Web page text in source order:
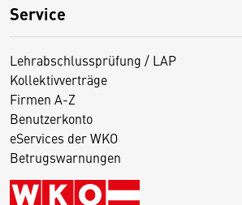
Service
Lehrabschlussprüfung / LAP
Kollektivverträge
Firmen A-Z
Benutzerkonto
eServices der WKO
Betrugswarnungen